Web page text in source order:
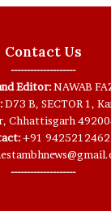
Contact Us
--------------------
Editor:NAWAB
D73 B, SECTOR 1,
Chhattisgarh
+91 9425212462
--------------------